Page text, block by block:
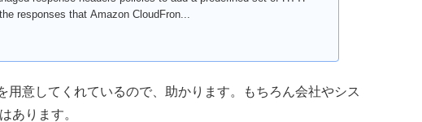
responses that Amazon CloudFron...
用意してくれているので、助かります。もちろん会社やシス
あります。